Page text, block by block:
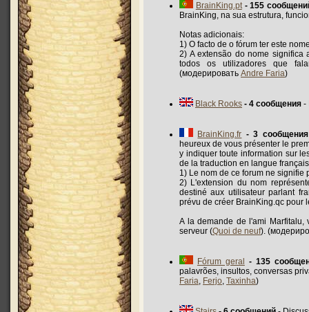
BrainKing.pt - 155
BrainKing, na sua estrutura,
Notas adicionais:
1) O facto de o fórum ter este
2) A extensão do nome
todos os utilizadores que
(модерировать Andre Faria)
Black Rooks - 4 сообщения -
BrainKing.fr - 3 сообщения
heureux de vous présenter le
y indiquer toute information sur
de la traduction en langue
1) Le nom de ce forum ne
2) L'extension du nom
destiné aux utilisateur parlant
prévu de créer BrainKing.qc pour
A la demande de l'ami Marfitalu,
serveur (Quoi de neuf).
Fórum geral
- 135
palavrões, insultos, conversas
Faria, Ferjo, Taxinha)